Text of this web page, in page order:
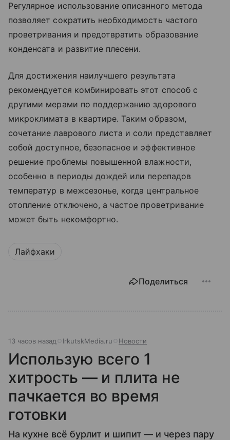
Регулярное использование описанного метода
позволяет сократить необходимость частого
проветривания и предотвратить образование
конденсата и развитие плесени.
Для достижения наилучшего результата
рекомендуется комбинировать этот способ с
другими мерами по поддержанию здорового
микроклимата в квартире. Таким образом,
сочетание лаврового листа и соли представляет
собой доступное, безопасное и эффективное
решение проблемы повышенной влажности,
особенно в периоды дождей или перепадов
температур в межсезонье, когда центральное
отопление отключено, а частое проветривание
может быть некомфортно.
Лайфхаки
Поделиться
13 часов назад IrkutskMedia.ru Новости
Использую всего 1
хитрость — и плита не
пачкается во время
готовки
На кухне всё бурлит и шипит — и через пару